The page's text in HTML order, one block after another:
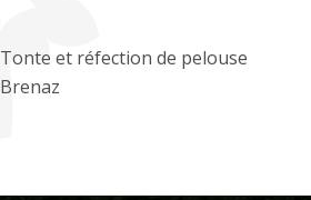
Tonte et réfection de pelouse
Brenaz